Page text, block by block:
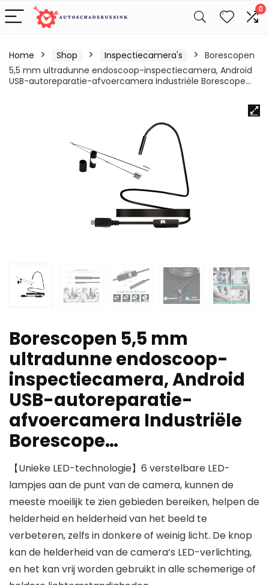
0
Home Shop Inspectiecamera's
Borescopen
5,5 mm ultradunne endoscoop-inspectiecamera, Android
USB-autoreparatie-afvoercamera Industriële Borescope…
Borescopen 5,5 mm
ultradunne endoscoop-
inspectiecamera, Android
USB-autoreparatie-
afvoercamera Industriële
Borescope…
【Unieke LED-technologie】6 verstelbare LED-
lampjes aan de punt van de camera, kunnen de
meeste moeilijk te zien gebieden bereiken, helpen de
helderheid en helderheid van het beeld te
verbeteren, zelfs in donkere of weinig licht. De knop
kan de helderheid van de camera’s LED-verlichting,
en het kan vrij worden gebruikt in alle schemerige of